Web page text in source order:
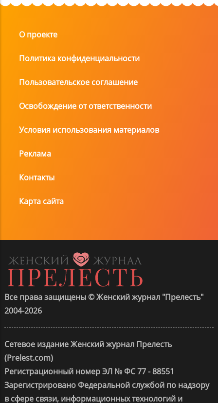
О проекте
Политика конфиденциальности
Пользовательское соглашение
Освобождение от ответственности
Условия использования материалов
Реклама
Контакты
Карта сайта
Все права защищены © Женский журнал "Прелесть"
2004-2026
Сетевое издание Женский журнал Прелесть
(Prelest.com)
Регистрационный номер ЭЛ № ФС 77 - 88551
Зарегистрировано Федеральной службой по надзору
в сфере связи, информационных технологий и